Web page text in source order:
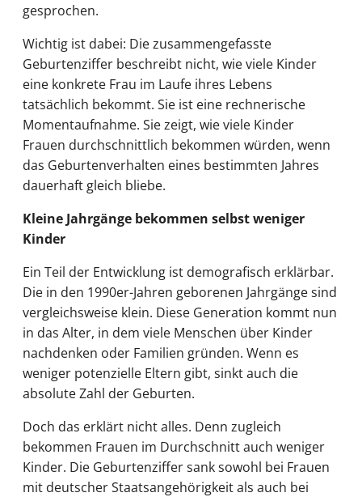
gesprochen.
Wichtig ist dabei: Die zusammengefasste
Geburtenziffer beschreibt nicht, wie viele Kinder
eine konkrete Frau im Laufe ihres Lebens
tatsächlich bekommt. Sie ist eine rechnerische
Momentaufnahme. Sie zeigt, wie viele Kinder
Frauen durchschnittlich bekommen würden, wenn
das Geburtenverhalten eines bestimmten Jahres
dauerhaft gleich bliebe.
Kleine Jahrgänge bekommen selbst weniger
Kinder
Ein Teil der Entwicklung ist demografisch erklärbar.
Die in den 1990er-Jahren geborenen Jahrgänge sind
vergleichsweise klein. Diese Generation kommt nun
in das Alter, in dem viele Menschen über Kinder
nachdenken oder Familien gründen. Wenn es
weniger potenzielle Eltern gibt, sinkt auch die
absolute Zahl der Geburten.
Doch das erklärt nicht alles. Denn zugleich
bekommen Frauen im Durchschnitt auch weniger
Kinder. Die Geburtenziffer sank sowohl bei Frauen
mit deutscher Staatsangehörigkeit als auch bei